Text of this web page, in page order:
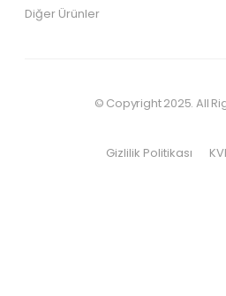
Diğer Ürünler
© Copyright 2025. All
Gizlilik Politikası